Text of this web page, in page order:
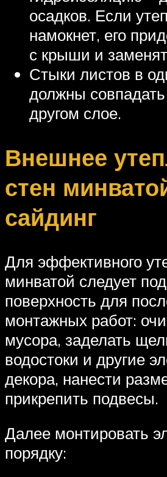
осадков. Если
намокнет, его
с крыши и
Стыки листов в
должны
другом слое.
Внешнее
стен
сайдинг
Для эффективного
минватой следует
поверхность для
монтажных работ:
мусора, заделать
водостоки и другие
декора, нанести
прикрепить подвесы.
Далее монтировать
порядку: